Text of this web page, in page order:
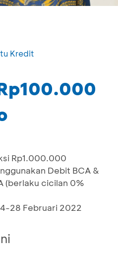
Kredit
Rp1.000.000
Debit BCA &
(berlaku cicilan 0%
28 Februari 2022